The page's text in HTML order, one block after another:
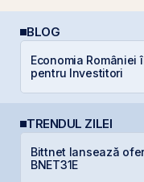
BLOG
Economia României
pentru Investitori
TRENDUL ZILEI
Bittnet lansează
BNET31E